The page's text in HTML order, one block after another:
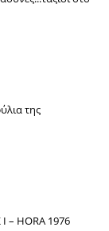
της
– HORA 1976